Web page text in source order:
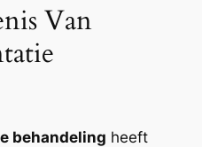
Van
behandeling heeft